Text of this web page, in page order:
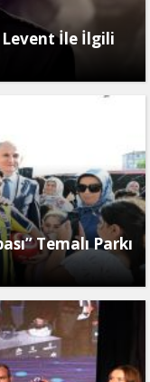
Levent İle İlgili
Temalı Parkı